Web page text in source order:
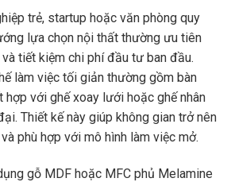
trẻ, startup hoặc văn phòng quy
lựa chọn nội thất thường ưu tiên
tiết kiệm chi phí đầu tư ban đầu.
làm việc tối giản thường gồm bàn
với ghế xoay lưới hoặc ghế nhân
Thiết kế này giúp không gian trở nên
phù hợp với mô hình làm việc mở.
gỗ MDF hoặc MFC phủ Melamine